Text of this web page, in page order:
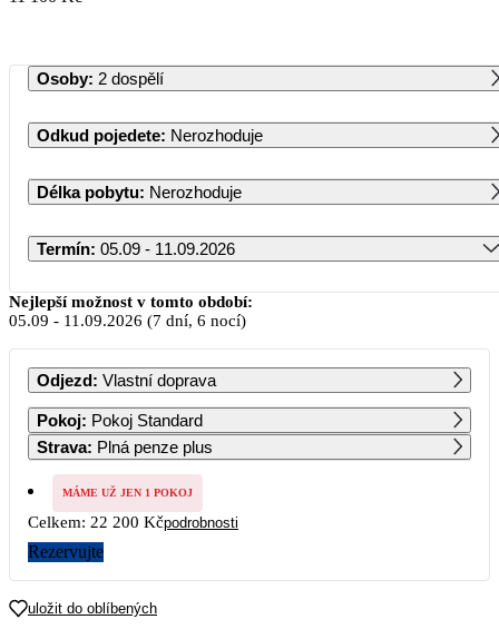
Osoby: 2 dospělí
Odkud pojedete: Nerozhoduje
Délka pobytu: Nerozhoduje
Termín: 05.09 - 11.09.2026
Září 2026
PO ÚT ST ČT PÁ SO NE
1
14 400
2
13 575
3 4 5 6
11 100
7
11 100
8 9 10 11 12 13
14 15 16
21 22 23 24 25 26 27
Nejlepší možnost v tomto období:
05.09 - 11.09.2026 (7 dní, 6 nocí)
Odjezd: Vlastní doprava
Pokoj: Pokoj Standard
Strava: Plná penze plus
MÁME UŽ JEN 1 POKOJ
Celkem: 22 200 Kčpodrobnosti
Rezervujte
uložit do oblíbených